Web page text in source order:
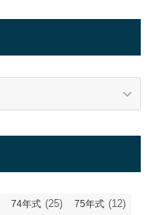
74年式 (25) 75年式 (12)